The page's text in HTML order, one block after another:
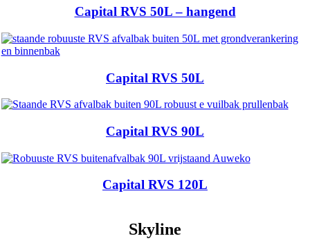
Capital RVS 50L – hangend
Capital RVS 50L
Capital RVS 90L
Capital RVS 120L
Skyline